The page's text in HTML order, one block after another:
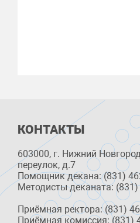
КОНТАКТЫ
603000, г. Нижний
переулок, д.7
Помощник декана: (831)
Методисты деканата:
Приёмная ректора: (831)
Приёмная комиссия: (831)